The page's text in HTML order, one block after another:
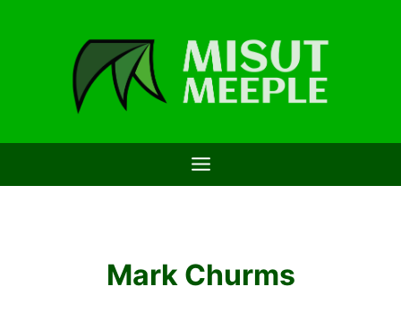
Mark Churms